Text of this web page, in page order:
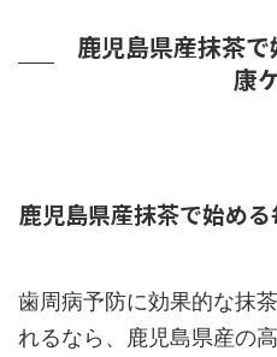
鹿児島県産抹茶
康
鹿児島県産抹茶で始め
歯周病予防に効果的な抹
れるなら、鹿児島県産の